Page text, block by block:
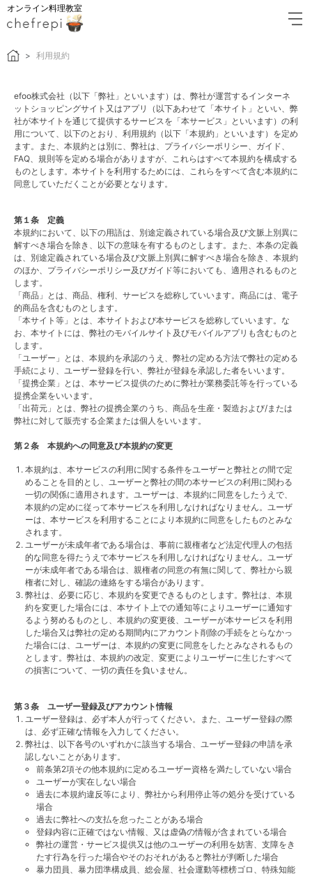
オンライン料理教室
利用規約
efoo株式会社 （以下「弊社」といいます）は、弊社が運営するインターネ
ットショッピングサイト又はアプリ（以下あわせて「本サイト」といい、弊
社が本サイトを通じて提供するサービスを「本サービス」といいます）の利
用について、以下のとおり、利用規約（以下「本規約」といいます）を定め
ます。また、本規約とは別に、弊社は、プライバシーポリシー、ガイド、
FAQ、規則等を定める場合がありますが、これらはすべて本規約を構成する
ものとします。本サイトを利用するためには、これらをすべて含む本規約に
同意していただくことが必要となります。
第１条 定義
本規約において、以下の用語は、別途定義されている場合及び文脈上別異に
解すべき場合を除き、以下の意味を有するものとします。また、本条の定義
は、別途定義されている場合及び文脈上別異に解すべき場合を除き、本規約
のほか、プライバシーポリシー及びガイド等においても、適用されるものと
します。
「商品」とは、商品、権利、サービスを総称していいます。商品には、電子
的商品を含むものとします。
「本サイト等」とは、本サイトおよび本サービスを総称していいます。な
お、本サイトには、弊社のモバイルサイト及びモバイルアプリも含むものと
します。
「ユーザー」とは、本規約を承認のうえ、弊社の定める方法で弊社の定める
手続により、ユーザー登録を行い、弊社が登録を承認した者をいいます。
「提携企業」とは、本サービス提供のために弊社が業務委託等を行っている
提携企業をいいます。
「出荷元」とは、弊社の提携企業のうち、商品を生産・製造および/または
弊社に対して販売する企業または個人をいいます。
第２条 本規約への同意及び本規約の変更
本規約は、本サービスの利用に関する条件をユーザーと弊社との間で定
めることを目的とし、ユーザーと弊社の間の本サービスの利用に関わる
一切の関係に適用されます。ユーザーは、本規約に同意をしたうえで、
本規約の定めに従って本サービスを利用しなければなりません。ユーザ
ーは、本サービスを利用することにより本規約に同意をしたものとみな
されます。
ユーザーが未成年者である場合は、事前に親権者など法定代理人の包括
的な同意を得たうえで本サービスを利用しなければなりません。ユーザ
ーが未成年者である場合は、親権者の同意の有無に関して、弊社から親
権者に対し、確認の連絡をする場合があります。
弊社は、必要に応じ、本規約を変更できるものとします。弊社は、本規
約を変更した場合には、本サイト上での通知等によりユーザーに通知す
るよう努めるものとし、本規約の変更後、ユーザーが本サービスを利用
した場合又は弊社の定める期間内にアカウント削除の手続をとらなかっ
た場合には、ユーザーは、本規約の変更に同意をしたとみなされるもの
とします。弊社は、本規約の改定、変更によりユーザーに生じたすべて
の損害について、一切の責任を負いません。
第３条 ユーザー登録及びアカウント情報
ユーザー登録は、必ず本人が行ってください。また、ユーザー登録の際
は、必ず正確な情報を入力してください。
弊社は、以下各号のいずれかに該当する場合、ユーザー登録の申請を承
認しないことがあります。
前条第2項その他本規約に定めるユーザー資格を満たしていない場合
ユーザーが実在しない場合
過去に本規約違反等により、弊社から利用停止等の処分を受けている
場合
過去に弊社への支払を怠ったことがある場合
登録内容に正確ではない情報、又は虚偽の情報が含まれている場合
弊社の運営・サービス提供又は他のユーザーの利用を妨害、支障をき
たす行為を行った場合やそのおそれがあると弊社が判断した場合
暴力団員、暴力団準構成員、総会屋、社会運動等標榜ゴロ、特殊知能